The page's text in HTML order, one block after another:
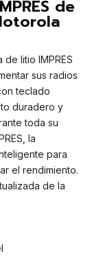
de
litio IMPRES
sus radios
teclado
duradero y
toda su
la
para
el rendimiento.
de la